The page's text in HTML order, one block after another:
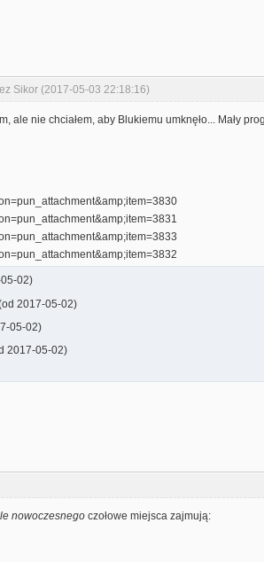
Sikor (2017-05-03 22:18:16)
ale nie chciałem, aby Blukiemu umknęło... Mały
02)
2017-05-02)
05-02)
2017-05-02)
nowoczesnego czołowe miejsca zajmują: